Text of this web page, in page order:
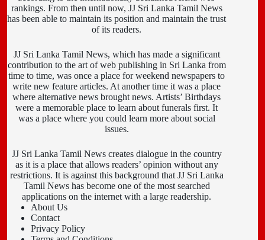
rankings. From then until now, JJ Sri Lanka Tamil News
has been able to maintain its position and maintain the trust
of its readers.
JJ Sri Lanka Tamil News, which has made a significant
contribution to the art of web publishing in Sri Lanka from
time to time, was once a place for weekend newspapers to
write new feature articles. At another time it was a place
where alternative news brought news. Artists’ Birthdays
were a memorable place to learn about funerals first. It
was a place where you could learn more about social
issues.
JJ Sri Lanka Tamil News creates dialogue in the country
as it is a place that allows readers’ opinion without any
restrictions. It is against this background that JJ Sri Lanka
Tamil News has become one of the most searched
applications on the internet with a large readership.
About Us
Contact
Privacy Policy